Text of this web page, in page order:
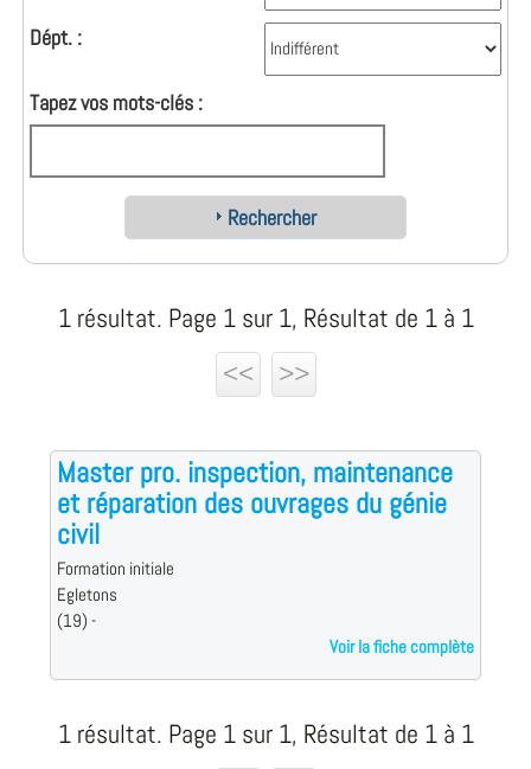
Dépt. :
Tapez vos mots-clés :
Rechercher
1 résultat. Page 1 sur 1, Résultat de 1 à 1
<<
>>
Master pro. inspection, maintenance
et réparation des ouvrages du génie
civil
Formation initiale
Egletons
(19) -
Voir la fiche complète
1 résultat. Page 1 sur 1, Résultat de 1 à 1